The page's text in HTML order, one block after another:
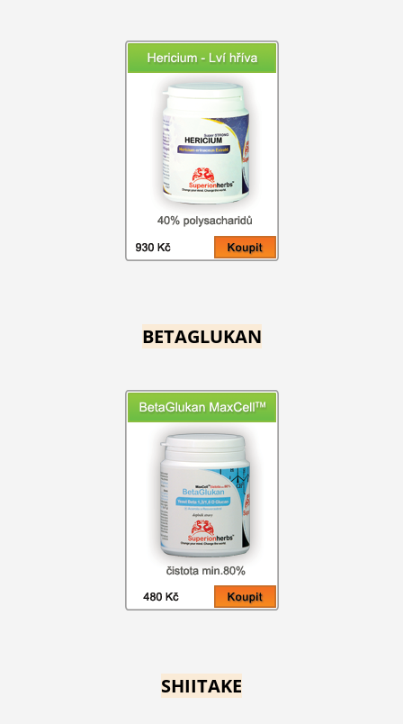
BETAGLUKAN
SHIITAKE